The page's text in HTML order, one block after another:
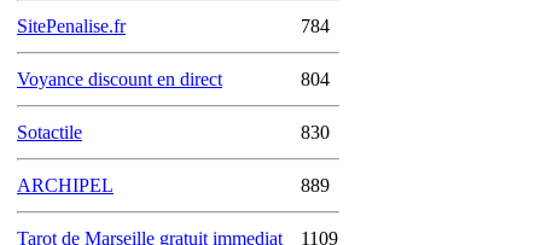
SitePenalise.fr 784
Voyance discount en direct 804
Sotactile 830
ARCHIPEL 889
Tarot de Marseille gratuit immediat 1109